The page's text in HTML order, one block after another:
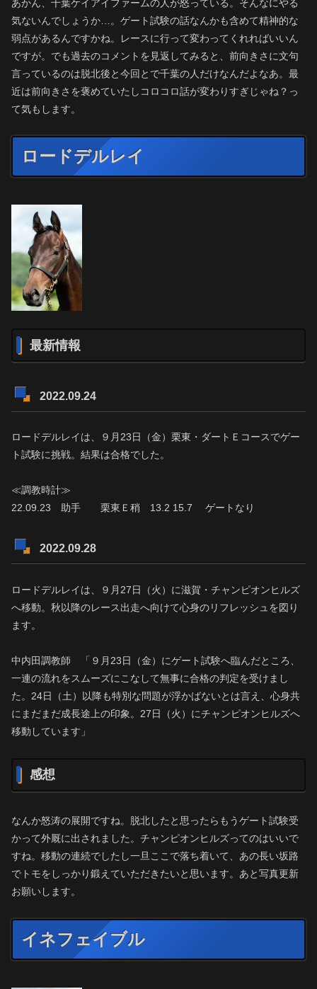
あかん、千葉ケイアイファームの人が怒っている。そんなにやる
気ないんでしょうか…。ゲート試験の話なんかも含めて精神的な
弱点があるんですかね。レースに行って変わってくれればいいん
ですが。でも過去のコメントを見返してみると、前向きさに文句
言っているのは脱北後と今回とで千葉の人だけなんだよなあ。最
近は前向きさを褒めていたしコロコロ話が変わりすぎじゃね？っ
て気もします。
ロードデルレイ
最新情報
2022.09.24
ロードデルレイは、９月23日（金）栗東・ダートＥコースでゲー
ト試験に挑戦。結果は合格でした。
≪調教時計≫
22.09.23 助手 栗東Ｅ稍 13.2 15.7 ゲートなり
2022.09.28
ロードデルレイは、９月27日（火）に滋賀・チャンピオンヒルズ
へ移動。秋以降のレース出走へ向けて心身のリフレッシュを図り
ます。
中内田調教師 「９月23日（金）にゲート試験へ臨んだところ、
一連の流れをスムーズにこなして無事に合格の判定を受けまし
た。24日（土）以降も特別な問題が浮かばないとは言え、心身共
にまだまだ成長途上の印象。27日（火）にチャンピオンヒルズへ
移動しています」
感想
なんか怒涛の展開ですね。脱北したと思ったらもうゲート試験受
かって外厩に出されました。チャンピオンヒルズってのはいいで
すね。移動の連続でしたし一旦ここで落ち着いて、あの長い坂路
でトモをしっかり鍛えていただきたいと思います。あと写真更新
お願いします。
イネフェイブル